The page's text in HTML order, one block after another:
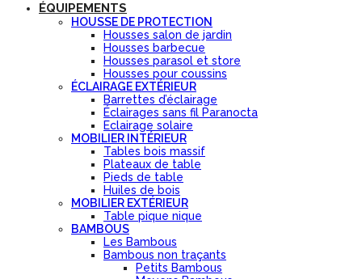
ÉQUIPEMENTS
HOUSSE DE PROTECTION
Housses salon de jardin
Housses barbecue
Housses parasol et store
Housses pour coussins
ÉCLAIRAGE EXTÉRIEUR
Barrettes d’éclairage
Éclairages sans fil Paranocta
Eclairage solaire
MOBILIER INTÉRIEUR
Tables bois massif
Plateaux de table
Pieds de table
Huiles de bois
MOBILIER EXTÉRIEUR
Table pique nique
BAMBOUS
Les Bambous
Bambous non traçants
Petits Bambous